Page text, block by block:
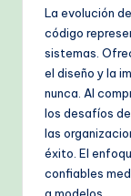
La evolución
código
sistemas.
el diseño y la
nunca. Al
los desafíos
las
éxito. El
confiables
a modelos.